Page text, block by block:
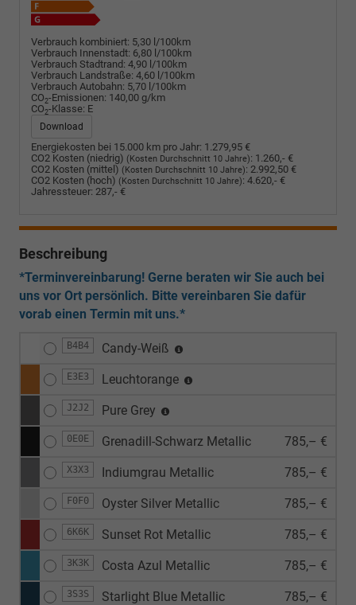
Verbrauch kombiniert: 5,30 l/100km
Verbrauch Innenstadt: 6,80 l/100km
Verbrauch Stadtrand: 4,90 l/100km
Verbrauch Landstraße: 4,60 l/100km
Verbrauch Autobahn: 5,70 l/100km
CO2-Emissionen: 140,00 g/km
CO2-Klasse: E
Download
Energiekosten bei 15.000 km pro Jahr: 1.279,95 €
CO2 Kosten (niedrig) (Kosten Durchschnitt 10 Jahre): 1.260,- €
CO2 Kosten (mittel) (Kosten Durchschnitt 10 Jahre): 2.992,50 €
CO2 Kosten (hoch) (Kosten Durchschnitt 10 Jahre): 4.620,- €
Jahressteuer: 287,- €
Beschreibung
*Terminvereinbarung! Gerne beraten wir Sie auch bei
uns vor Ort persönlich. Bitte vereinbaren Sie dafür
vorab einen Termin mit uns.*
B4B4 Candy-Weiß
E3E3 Leuchtorange
J2J2 Pure Grey
0E0E Grenadill-Schwarz Metallic 785,– €
X3X3 Indiumgrau Metallic 785,– €
F0F0 Oyster Silver Metallic 785,– €
6K6K Sunset Rot Metallic 785,– €
3K3K Costa Azul Metallic 785,– €
3S3S Starlight Blue Metallic 785,– €